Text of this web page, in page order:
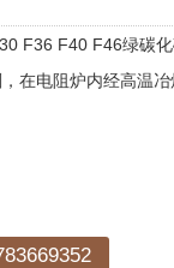
F36 F40 F46绿碳
在电阻炉内经高温